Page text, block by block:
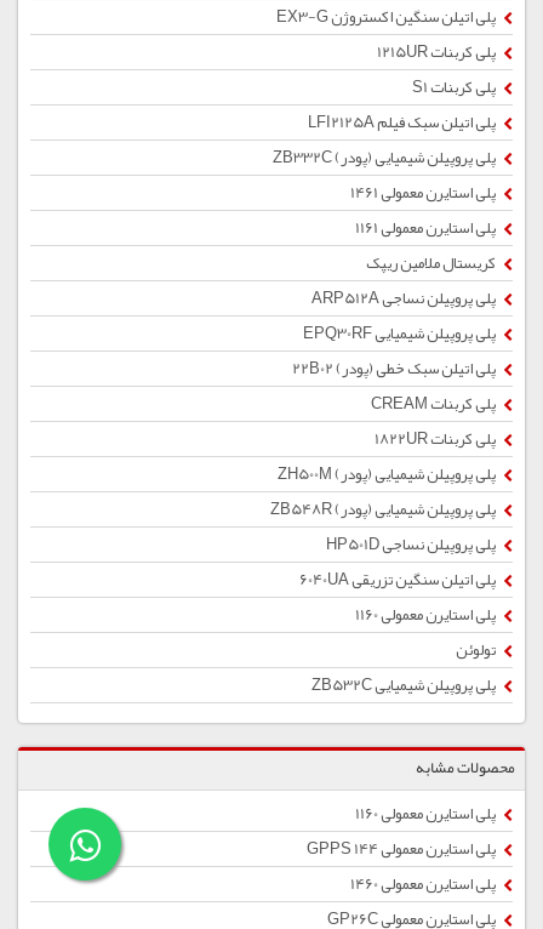
پلی اتیلن سنگین اکستروژن EX3-G
پلی کربنات 1215UR
پلی کربنات S1
پلی اتیلن سبک فیلم LFI2125A
پلی پروپیلن شیمیایی (پودر) ZB332C
پلی استایرن معمولی 1461
پلی استایرن معمولی 1161
کریستال ملامین ریپک
پلی پروپیلن نساجی ARP512A
پلی پروپیلن شیمیایی EPQ30RF
پلی اتیلن سبک خطی (پودر) 22B02
پلی کربنات CREAM
پلی کربنات 1822UR
پلی پروپیلن شیمیایی (پودر) ZH500M
پلی پروپیلن شیمیایی (پودر) ZB548R
پلی پروپیلن نساجی HP501D
پلی اتیلن سنگین تزریقی 6040UA
پلی استایرن معمولی 1160
تولوئن
پلی پروپیلن شیمیایی ZB532C
محصولات مشابه
پلی استایرن معمولی 1160
پلی استایرن معمولی 144 GPPS
پلی استایرن معمولی 1460
پلی استایرن معمولی GP26C